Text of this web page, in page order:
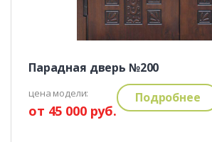
Парадная дверь №200
цена модели:
от 45 000 руб.
Подробнее